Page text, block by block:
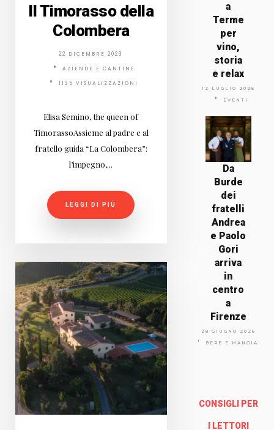
Il Timorasso della
Colombera
22 DICEMBRE 2023
AZIENDE E CANTINE
1135 VISUALIZZAZIONI
Elisa Semino, the queen of
TimorassoAssieme al padre e al
fratello guida “La Colombera”:
l’impegno,...
LEGGI DI PIÙ
a
Terme
per
vino,
storia
e relax
12 LUGLIO 2026
EVENTI
Da
Burde
dei
fratelli
Andrea
e Paolo
Gori
arriva
in
centro
a
Firenze
28 GIUGNO 2026
BERE E MANGIARE
CONSIGLI PER
I LETTORI
Via
Arno
nze
Enoteca Online e al dettaglio